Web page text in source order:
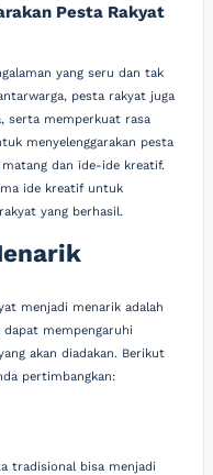
Pesta Rakyat
yang seru dan tak
pesta rakyat juga
serta memperkuat rasa
menyelenggarakan pesta
dan ide-ide kreatif.
ide kreatif untuk
yang berhasil.
menjadi menarik adalah
dapat mempengaruhi
akan diadakan. Berikut
pertimbangkan:
tradisional bisa menjadi